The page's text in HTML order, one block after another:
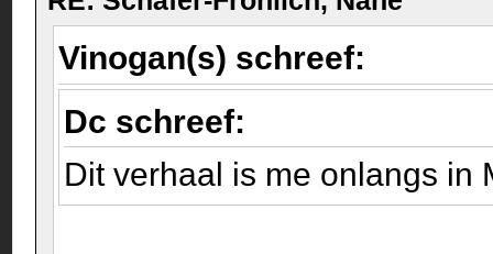
Vinogan(s) schreef:
Dc schreef:
Dit verhaal is me onlangs in